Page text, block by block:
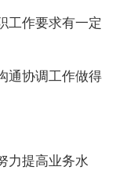
工作要求有一定
通协调工作做得
力提高业务水